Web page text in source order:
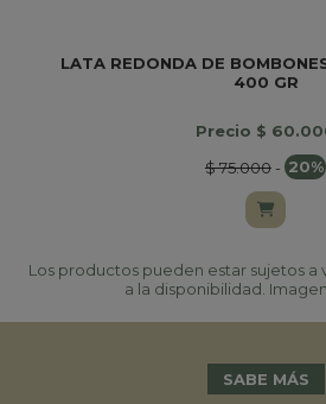
LATA REDONDA DE
400 GR
Precio $
$ 75.000- 20%
Los productos pueden estar sujetos a
a la disponibilidad.
SABE MÁS